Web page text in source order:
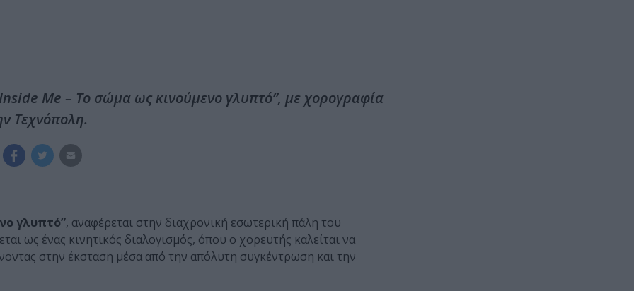
Me – Το σώμα ως κινούμενο γλυπτό”, με χορογραφία
Τεχνόπολη.
γλυπτό”, αναφέρεται στην διαχρονική εσωτερική πάλη του
ως ένας κινητικός διαλογισμός, όπου ο χορευτής καλείται να
στην έκσταση μέσα από την απόλυτη συγκέντρωση και την